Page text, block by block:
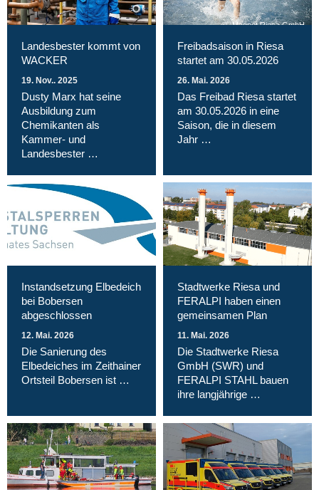
Landesbester kommt von
WACKER
19. Nov.. 2025
Dusty Marx hat seine
Ausbildung zum
Chemikanten als
Kammer- und
Landesbester …
Magnet Riesa GmbH
Freibadsaison in Riesa
startet am 30.05.2026
26. Mai. 2026
Das Freibad Riesa startet
am 30.05.2026 in eine
Saison, die in diesem
Jahr …
Instandsetzung Elbedeich
bei Bobersen
abgeschlossen
12. Mai. 2026
Die Sanierung des
Elbedeiches im Zeithainer
Ortsteil Bobersen ist …
Stadtwerke Riesa und
FERALPI haben einen
gemeinsamen Plan
11. Mai. 2026
Die Stadtwerke Riesa
GmbH (SWR) und
FERALPI STAHL bauen
ihre langjährige …